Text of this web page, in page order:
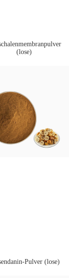
(lose)
Pulver (lose)